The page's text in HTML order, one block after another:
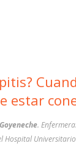
estar
.
Medicina Nuclear del Hospital